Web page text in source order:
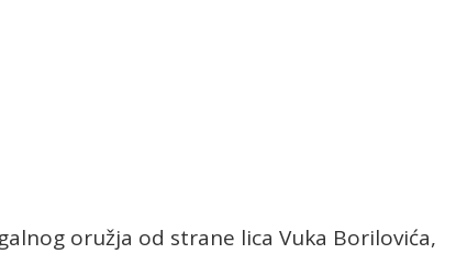
oružja od strane lica Vuka Borilovića,